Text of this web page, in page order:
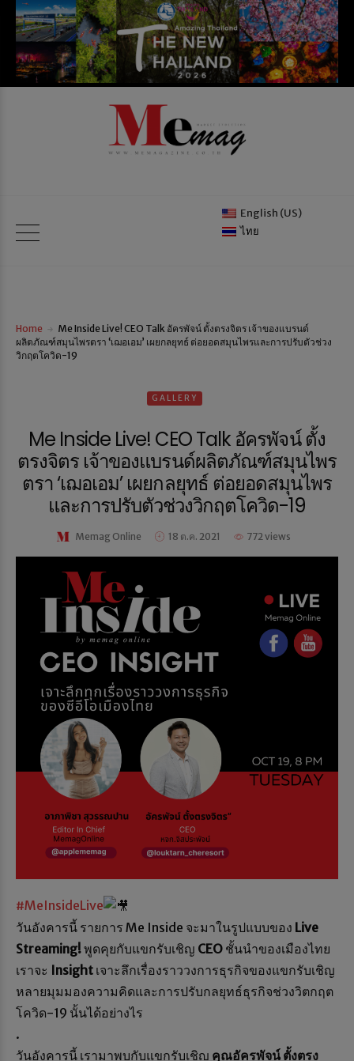
English (US)
ไทย
Home
Me Inside Live! CEO Talk อัครพัจน์ ตั้งตรงจิตร เจ้าของแบรนด์
ผลิตภัณฑ์สมุนไพรตรา ‘เฌอเอม’ เผยกลยุทธ์ ต่อยอดสมุนไพรและการปรับตัวช่วง
วิกฤตโควิด-19
GALLERY
Me Inside Live! CEO Talk อัครพัจน์ ตั้ง
ตรงจิตร เจ้าของแบรนด์ผลิตภัณฑ์สมุนไพร
ตรา ‘เฌอเอม’ เผยกลยุทธ์ ต่อยอดสมุนไพร
และการปรับตัวช่วงวิกฤตโควิด-19
Memag Online 18 ต.ค. 2021 772 views
#MeInsideLive
วันอังคารนี้ รายการ Me Inside จะมาในรูปแบบของ Live
Streaming!พูดคุยกับแขกรับเชิญ CEO ชั้นนำของเมืองไทย
เราจะ Insight เจาะลึกเรื่องราววงการธุรกิจของแขกรับเชิญ
หลายมุมมองความคิดและการปรับกลยุทธ์ธุรกิจช่วงวิตกฤต
โควิด-19 นั้นได้อย่างไร
.
วันอังคารนี้ เรามาพบกับแขกรับเชิญ คุณอัครพัจน์ ตั้งตรง